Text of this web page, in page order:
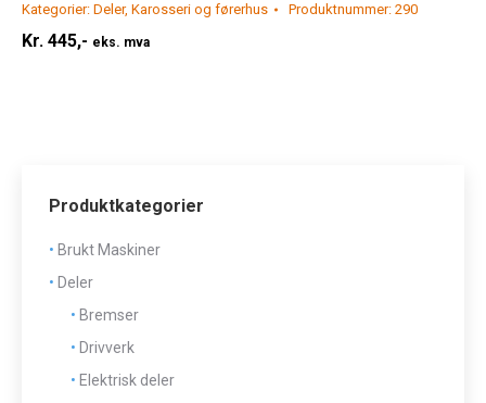
Kategorier: Deler, Karosseri og førerhus Produktnummer: 290
Kr. 445,- eks. mva
Produktkategorier
Brukt Maskiner
Deler
Bremser
Drivverk
Elektrisk deler